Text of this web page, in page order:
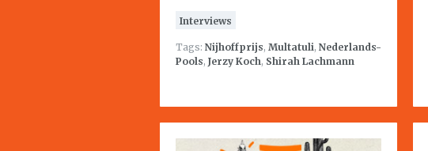
Interviews
Tags: Nijhoffprijs, Multatuli, Nederlands-
Pools, Jerzy Koch, Shirah Lachmann